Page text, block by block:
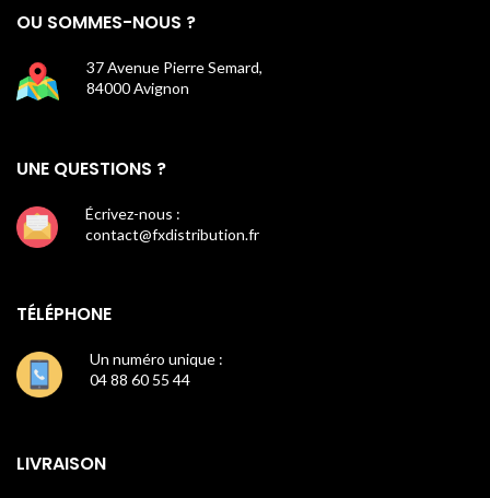
OU SOMMES-NOUS ?
37 Avenue Pierre Semard,
84000 Avignon
UNE QUESTIONS ?
Écrivez-nous :
contact@fxdistribution.fr
TÉLÉPHONE
Un numéro unique :
04 88 60 55 44
LIVRAISON